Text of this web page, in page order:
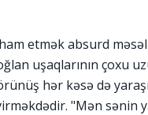
etmək absurd
uşaqlarının çoxu
hər kəsə də
"Mən